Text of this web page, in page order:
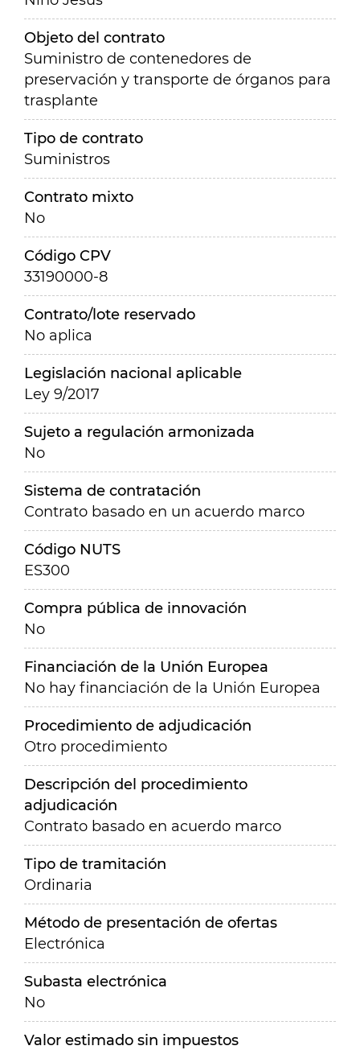
Objeto del contrato
Suministro de contenedores de
preservación y transporte de órganos para
trasplante
Tipo de contrato
Suministros
Contrato mixto
No
Código CPV
33190000-8
Contrato/lote reservado
No aplica
Legislación nacional aplicable
Ley 9/2017
Sujeto a regulación armonizada
No
Sistema de contratación
Contrato basado en un acuerdo marco
Código NUTS
ES300
Compra pública de innovación
No
Financiación de la Unión Europea
No hay financiación de la Unión Europea
Procedimiento de adjudicación
Otro procedimiento
Descripción del procedimiento
adjudicación
Contrato basado en acuerdo marco
Tipo de tramitación
Ordinaria
Método de presentación de ofertas
Electrónica
Subasta electrónica
No
Valor estimado sin impuestos